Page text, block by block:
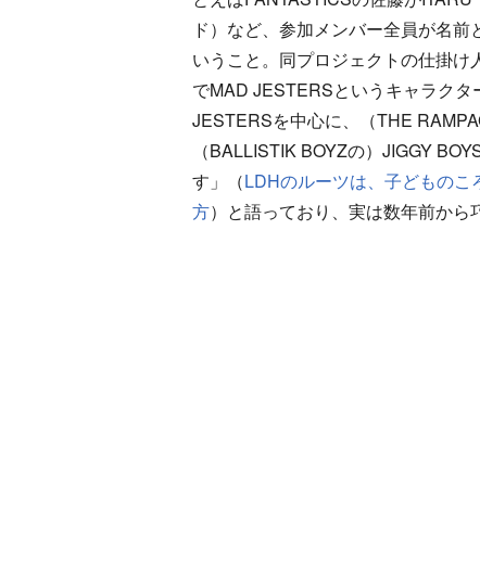
ド）など、参加メンバー全員が名
いうこと。同プロジェクトの仕掛
でMAD JESTERSというキャラク
JESTERSを中心に、（THE
（BALLISTIK BOYZの）JIGGY
す」（LDHのルーツは、子どもの
方）と語っており、実は数年前から